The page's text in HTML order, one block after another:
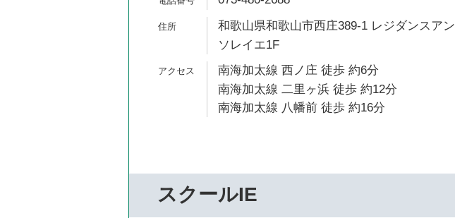
和歌山県和歌山市西庄389-1 レジダンスアン
ソレイエ1F
南海加太線 西ノ庄 徒歩 約6分
南海加太線 二里ヶ浜 徒歩 約12分
南海加太線 八幡前 徒歩 約16分
スクールIE